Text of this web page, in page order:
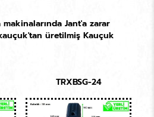
Jant'a zarar
üretilmiş Kauçuk
TRXBSG-24